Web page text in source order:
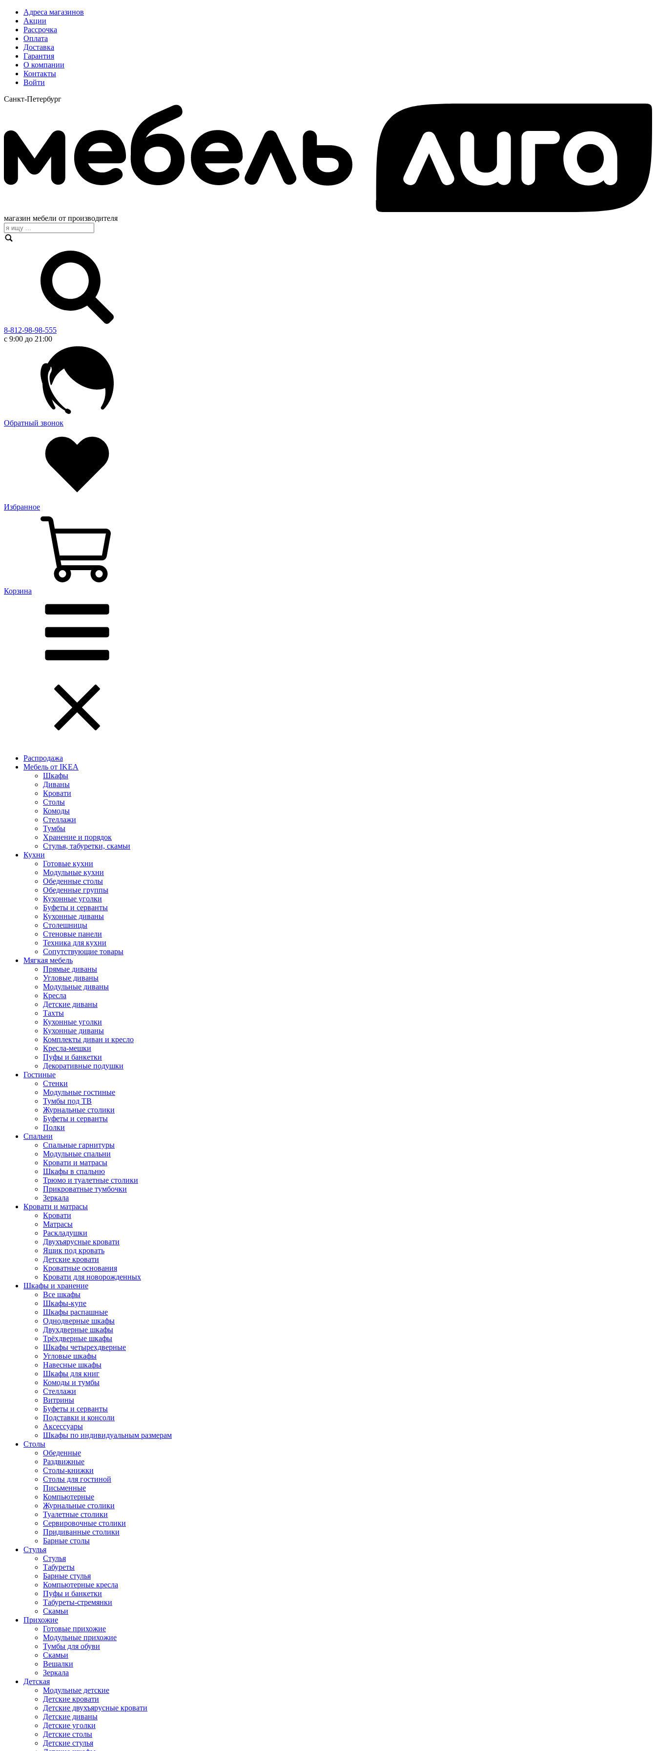
Адреса магазинов
Акции
Рассрочка
Оплата
Доставка
Гарантия
О компании
Контакты
Войти
Санкт-Петербург
магазин мебели от производителя
8-812-98-98-555
с 9:00 до 21:00
Обратный звонок
Избранное
Корзина
Распродажа
Мебель от IKEA
Шкафы
Диваны
Кровати
Столы
Комоды
Стеллажи
Тумбы
Хранение и порядок
Стулья, табуретки, скамьи
Кухни
Готовые кухни
Модульные кухни
Обеденные столы
Обеденные группы
Кухонные уголки
Буфеты и серванты
Кухонные диваны
Столешницы
Стеновые панели
Техника для кухни
Сопутствующие товары
Мягкая мебель
Прямые диваны
Угловые диваны
Модульные диваны
Кресла
Детские диваны
Тахты
Кухонные уголки
Кухонные диваны
Комплекты диван и кресло
Кресла-мешки
Пуфы и банкетки
Декоративные подушки
Гостиные
Стенки
Модульные гостиные
Тумбы под ТВ
Журнальные столики
Буфеты и серванты
Полки
Спальни
Спальные гарнитуры
Модульные спальни
Кровати и матрасы
Шкафы в спальню
Трюмо и туалетные столики
Прикроватные тумбочки
Зеркала
Кровати и матрасы
Кровати
Матрасы
Раскладушки
Двухъярусные кровати
Ящик под кровать
Детские кровати
Кроватные основания
Кровати для новорожденных
Шкафы и хранение
Все шкафы
Шкафы-купе
Шкафы распашные
Однодверные шкафы
Двухдверные шкафы
Трёхдверные шкафы
Шкафы четырехдверные
Угловые шкафы
Навесные шкафы
Шкафы для книг
Комоды и тумбы
Стеллажи
Витрины
Буфеты и серванты
Подставки и консоли
Аксессуары
Шкафы по индивидуальным размерам
Столы
Обеденные
Раздвижные
Столы-книжки
Столы для гостиной
Письменные
Компьютерные
Журнальные столики
Туалетные столики
Сервировочные столики
Придиванные столики
Барные столы
Стулья
Стулья
Табуреты
Барные стулья
Компьютерные кресла
Пуфы и банкетки
Табуреты-стремянки
Скамьи
Прихожие
Готовые прихожие
Модульные прихожие
Тумбы для обуви
Скамьи
Вешалки
Зеркала
Детская
Модульные детские
Детские кровати
Детские двухъярусные кровати
Детские диваны
Детские уголки
Детские столы
Детские стулья